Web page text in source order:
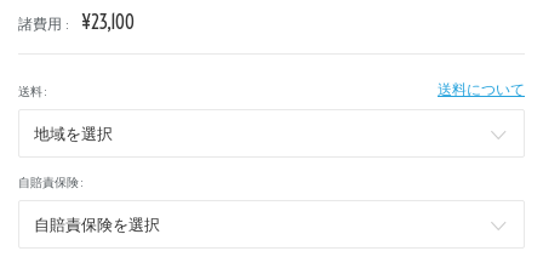
諸費用 : ¥23,100
送料 : 送料について
自賠責保険 :